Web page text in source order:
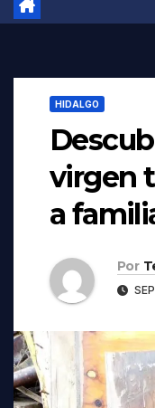
HIDALGO
virgen
a
Por